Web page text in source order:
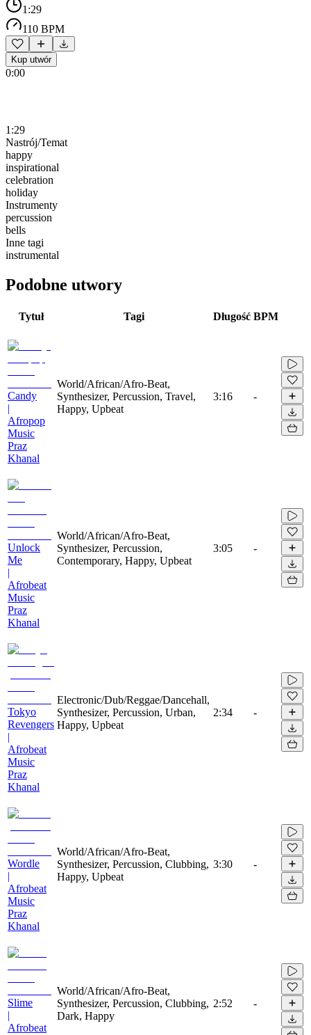
1:29
110 BPM
Kup utwór
0:00
1:29
Nastrój/Temat
happy
inspirational
celebration
holiday
Instrumenty
percussion
bells
Inne tagi
instrumental
Podobne utwory
Tytuł Tagi Długość BPM
Candy
|
Afropop
Music
Praz
Khanal
World/African/Afro-Beat,
Synthesizer, Percussion, Travel,
Happy, Upbeat
3:16 -
Unlock
Me
|
Afrobeat
Music
Praz
Khanal
World/African/Afro-Beat,
Synthesizer, Percussion,
Contemporary, Happy, Upbeat
3:05 -
Tokyo
Revengers
|
Afrobeat
Music
Praz
Khanal
Electronic/Dub/Reggae/Dancehall,
Synthesizer, Percussion, Urban,
Happy, Upbeat
2:34 -
Wordle
|
Afrobeat
Music
Praz
Khanal
World/African/Afro-Beat,
Synthesizer, Percussion, Clubbing,
Happy, Upbeat
3:30 -
Slime
|
Afrobeat
World/African/Afro-Beat,
Synthesizer, Percussion, Clubbing,
Dark, Happy
2:52 -